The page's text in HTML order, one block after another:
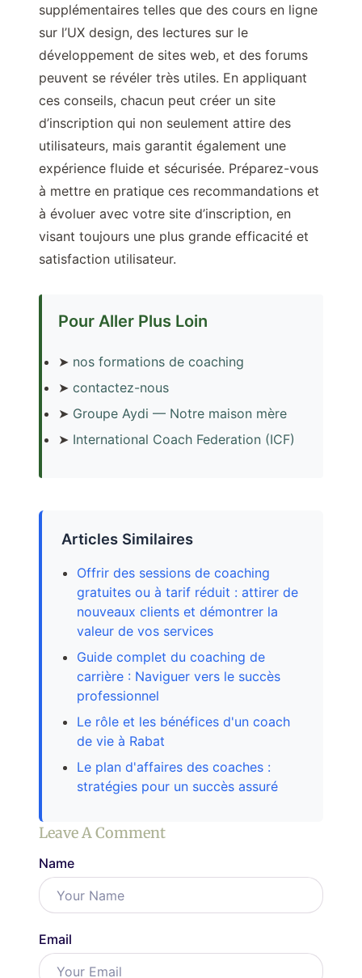
supplémentaires telles que des cours en ligne
sur l’UX design, des lectures sur le
développement de sites web, et des forums
peuvent se révéler très utiles. En appliquant
ces conseils, chacun peut créer un site
d’inscription qui non seulement attire des
utilisateurs, mais garantit également une
expérience fluide et sécurisée. Préparez-vous
à mettre en pratique ces recommandations et
à évoluer avec votre site d’inscription, en
visant toujours une plus grande efficacité et
satisfaction utilisateur.
Pour Aller Plus Loin
➤ nos formations de coaching
➤ contactez-nous
➤ Groupe Aydi — Notre maison mère
➤ International Coach Federation (ICF)
Articles Similaires
Offrir des sessions de coaching
gratuites ou à tarif réduit : attirer de
nouveaux clients et démontrer la
valeur de vos services
Guide complet du coaching de
carrière : Naviguer vers le succès
professionnel
Le rôle et les bénéfices d'un coach
de vie à Rabat
Le plan d'affaires des coaches :
stratégies pour un succès assuré
Leave A Comment
Name
Email